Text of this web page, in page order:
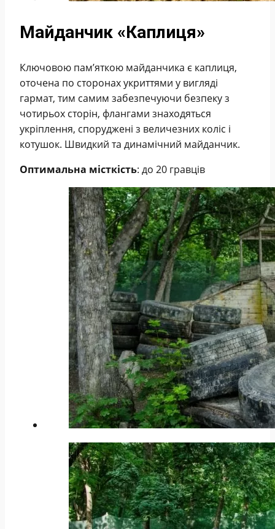
Майданчик «Каплиця»
Ключовою пам’яткою майданчика є каплиця,
оточена по сторонах укриттями у вигляді
гармат, тим самим забезпечуючи безпеку з
чотирьох сторін, флангами знаходяться
укріплення, споруджені з величезних коліс і
котушок. Швидкий та динамічний майданчик.
Оптимальна місткість: до 20 гравців